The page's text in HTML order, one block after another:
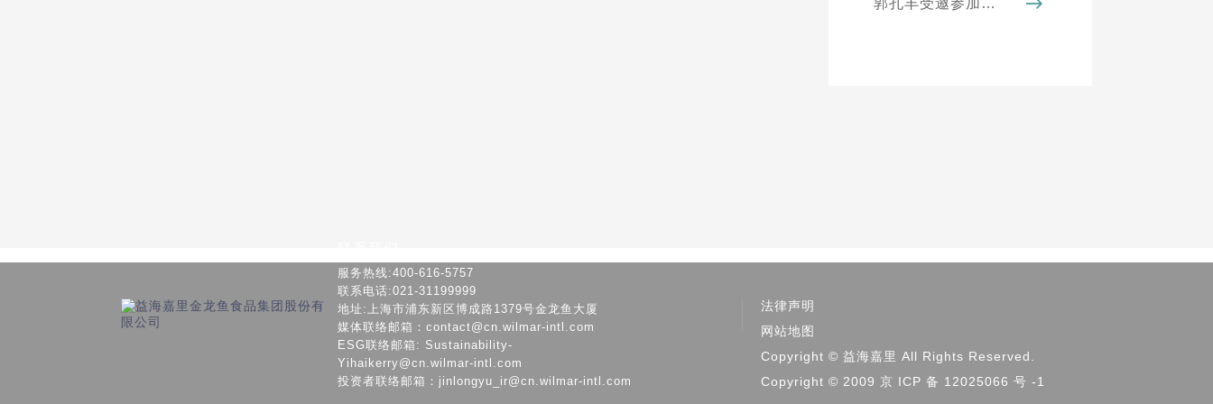
服务热线:400-616-5757
联系电话:021-31199999
地址:上海市浦东新区博成路1379号金龙鱼大厦
媒体联络邮箱：contact@cn.wilmar-intl.com
ESG联络邮箱: Sustainability-
Yihaikerry@cn.wilmar-intl.com
投资者联络邮箱：jinlongyu_ir@cn.wilmar-intl.com
法律声明
网站地图
Copyright © 益海嘉里 All Rights Reserved.
Copyright © 2009 京 ICP 备 12025066 号 -1